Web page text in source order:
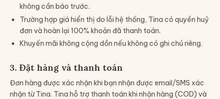
không cần báo trước.
Trường hợp giá hiển thị do lỗi hệ thống, Tina có quyền huỷ
đơn và hoàn lại 100% khoản đã thanh toán.
Khuyến mãi không cộng dồn nếu không có ghi chú riêng.
3. Đặt hàng và thanh toán
Đơn hàng được xác nhận khi bạn nhận được email/SMS xác
nhận từ Tina. Tina hỗ trợ thanh toán khi nhận hàng (COD) và